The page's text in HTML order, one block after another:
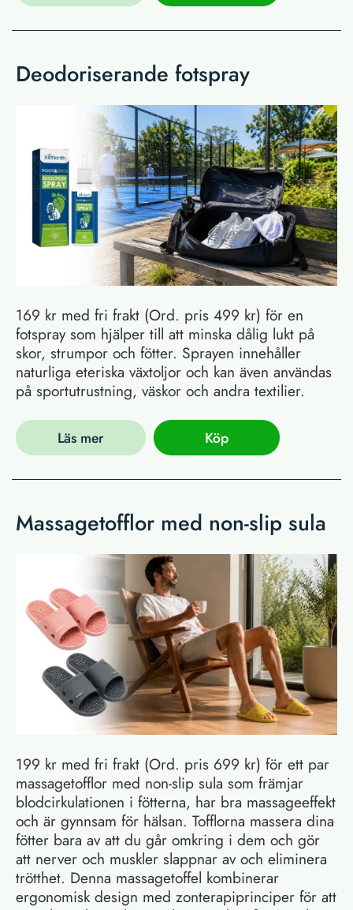
Deodoriserande fotspray
169 kr med fri frakt (Ord. pris 499 kr) för en
fotspray som hjälper till att minska dålig lukt på
skor, strumpor och fötter. Sprayen innehåller
naturliga eteriska växtoljor och kan även användas
på sportutrustning, väskor och andra textilier.
Läs mer Köp
Massagetofflor med non-slip sula
199 kr med fri frakt (Ord. pris 699 kr) för ett par
massagetofflor med non-slip sula som främjar
blodcirkulationen i fötterna, har bra massageeffekt
och är gynnsam för hälsan. Tofflorna massera dina
fötter bara av att du går omkring i dem och gör
att nerver och muskler slappnar av och eliminera
trötthet. Denna massagetoffel kombinerar
ergonomisk design med zonterapiprinciper för att